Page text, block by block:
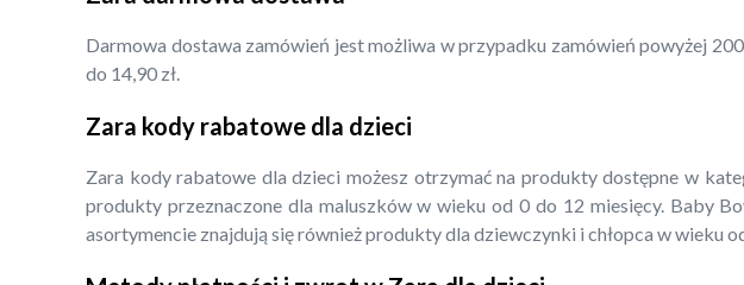
Darmowa dostawa zamówień jest możliwa w przypadku zamówień powyżej
do 14,90 zł.
Zara kody rabatowe dla dzieci
Zara kody rabatowe dla dzieci możesz otrzymać na produkty dostępne w
produkty przeznaczone dla maluszków w wieku od 0 do 12 miesięcy. Baby
asortymencie znajdują się również produkty dla dziewczynki i chłopca w wieku